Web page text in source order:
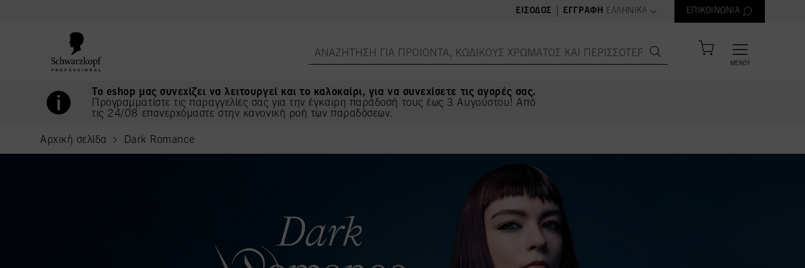
ΕΊΣΟΔΟΣ ΕΓΓΡΑΦΉ
text.language
ΕΛΛΗΝΙΚΆ ΕΠΙΚΟΙΝΩΝΊΑ
ΜΕΝΟΎ
Το eshop μας συνεχίζει να λειτουργεί και το καλοκαίρι, για να συνεχίσετε τις αγορές σας.
Προγραμματίστε τις παραγγελίες σας για την έγκαιρη παράδοσή τους έως 3 Αυγούστου! Από
τις 24/08 επανερχόμαστε στην κανονική ροή των παραδόσεων.
Αρχική σελίδα Dark Romance
current page